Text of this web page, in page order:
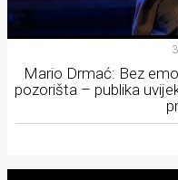
Mario Drmać: Bez
pozorišta – publika